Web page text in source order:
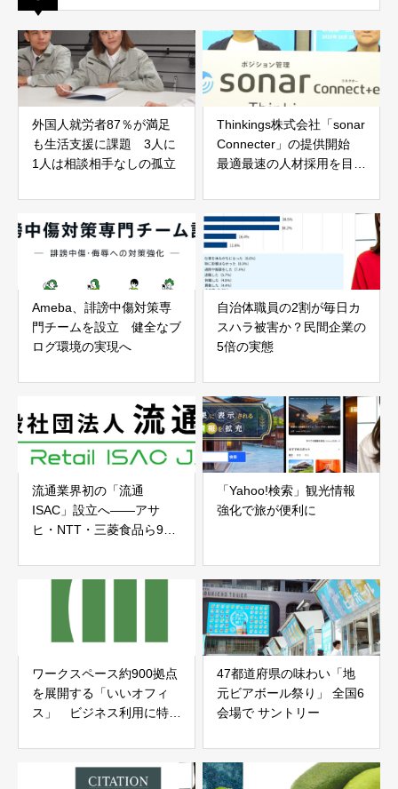
外国人就労者87％が満足
も生活支援に課題 3人に
1人は相談相手なしの孤立
Thinkings株式会社「sonar
Connecter」の提供開始
最適最速の人材採用を目指
Ameba、誹謗中傷対策専
門チームを設立 健全なブ
ログ環境の実現へ
自治体職員の2割が毎日カ
スハラ被害か？民間企業の
5倍の実態
流通業界初の「流通
ISAC」設立へ——アサ
ヒ・NTT・三菱食品ら9者
業界横断連携
「Yahoo!検索」観光情報
強化で旅が便利に
ワークスペース約900拠点
を展開する「いいオフィ
ス」 ビジネス利用に特化
室』をリリース
47都道府県の味わい「地
元ビアボール祭り」 全国6
会場で サントリー